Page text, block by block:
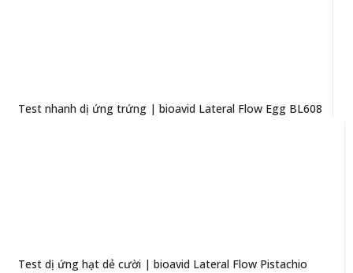
Test nhanh dị ứng trứng | bioavid Lateral Flow Egg BL608
Test dị ứng hạt dẻ cười | bioavid Lateral Flow Pistachio